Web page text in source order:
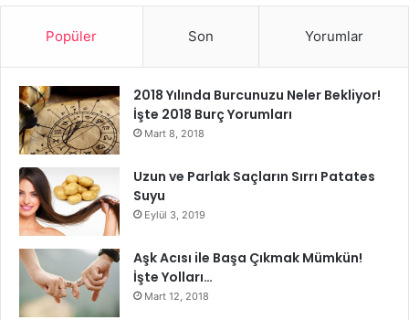
Diyabet riskini azaltır.
Solunum sistemine faydalıdır.
Elmanın vücuda bilinen hiçbir zararı yoktur. Ancak, diyabet
ve tansiyon hastalarının bu diyeti yapmadan önce mutlaka
doktora başvurmaları gerekir. Elma diyeti 3 günde 3 kilo
verdiriyor, ancak metabolizma hızının kişiden kişiye
farklılık gösterdiğini de unutmamak gerekiyor. Yani diyeti
yaparken hedeflediğiniz kilonun altında da kalabilirsiniz,
bunu bilerek diyete başlamanızda yarar var.
Popüler Son Yorumlar
2018 Yılında Burcunuzu Neler Bekliyor!
İşte 2018 Burç Yorumları
Mart 8, 2018
Uzun ve Parlak Saçların Sırrı Patates
Suyu
Eylül 3, 2019
Aşk Acısı ile Başa Çıkmak Mümkün!
İşte Yolları…
Mart 12, 2018